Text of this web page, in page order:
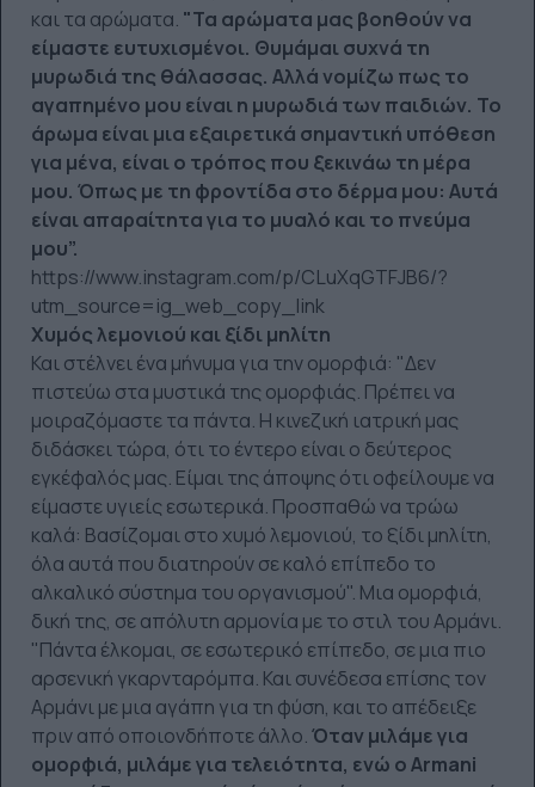
και τα αρώματα. "Τα αρώματα μας βοηθούν να
είμαστε ευτυχισμένοι. Θυμάμαι συχνά τη
μυρωδιά της θάλασσας. Αλλά νομίζω πως το
αγαπημένο μου είναι η μυρωδιά των παιδιών. Το
άρωμα είναι μια εξαιρετικά σημαντική υπόθεση
για μένα, είναι ο τρόπος που ξεκινάω τη μέρα
μου. Όπως με τη φροντίδα στο δέρμα μου: Αυτά
είναι απαραίτητα για το μυαλό και το πνεύμα
μου”.
https://www.instagram.com/p/CLuXqGTFJB6/?
utm_source=ig_web_copy_link
Χυμός λεμονιού και ξίδι μηλίτη
Και στέλνει ένα μήνυμα για την ομορφιά: "Δεν
πιστεύω στα μυστικά της ομορφιάς. Πρέπει να
μοιραζόμαστε τα πάντα. Η κινεζική ιατρική μας
διδάσκει τώρα, ότι το έντερο είναι ο δεύτερος
εγκέφαλός μας. Είμαι της άποψης ότι οφείλουμενα
είμαστε υγιείς εσωτερικά. Προσπαθώ να τρώω
καλά: Βασίζομαι στο χυμό λεμονιού, το ξίδι μηλίτη,
όλα αυτά που διατηρούν σε καλό επίπεδο το
αλκαλικό σύστημα του οργανισμού". Μια ομορφιά,
δική της, σε απόλυτη αρμονία με το στιλ του Αρμάνι.
"Πάντα έλκομαι, σε εσωτερικό επίπεδο, σε μια πιο
αρσενική γκαρνταρόμπα. Και συνέδεσα επίσης τον
Αρμάνι με μια αγάπη για τη φύση, και το απέδειξε
πριν από οποιονδήποτε άλλο.Όταν μιλάμε για
ομορφιά, μιλάμε για τελειότητα, ενώ ο Armani